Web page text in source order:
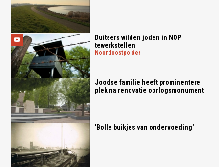
Duitsers wilden joden in NOP
tewerkstellen
noordoostpolder
Joodse familie heeft prominentere
plek na renovatie oorlogsmonument
'Bolle buikjes van ondervoeding'